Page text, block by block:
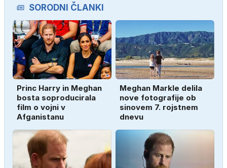
SORODNI ČLANKI
Princ Harry in Meghan
bosta soproducirala
film o vojni v
Afganistanu
Meghan Markle delila
nove fotografije ob
sinovem 7. rojstnem
dnevu